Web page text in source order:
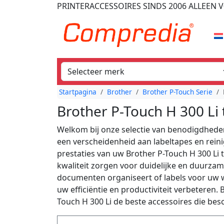
PRINTERACCESSOIRES SINDS 2006ALLEEN
Startpagina Brother Brother P-Touch Serie
Brother P-Touch H 300 Li
Welkom bij onze selectie van
een verscheidenheid aan labeltapes en
prestaties van uw Brother P-Touch H 300
kwaliteit zorgen voor duidelijke en
documenten organiseert of labels voor
uw efficiëntie en productiviteit verbeteren.
Touch H 300 Li de beste accessoires die